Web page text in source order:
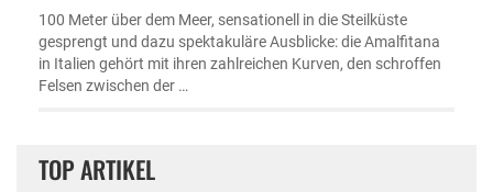
100 Meter über dem Meer, sensationell in die Steilküste
gesprengt und dazu spektakuläre Ausblicke: die Amalfitana
in Italien gehört mit ihren zahlreichen Kurven, den schroffen
Felsen zwischen der …
TOP ARTIKEL